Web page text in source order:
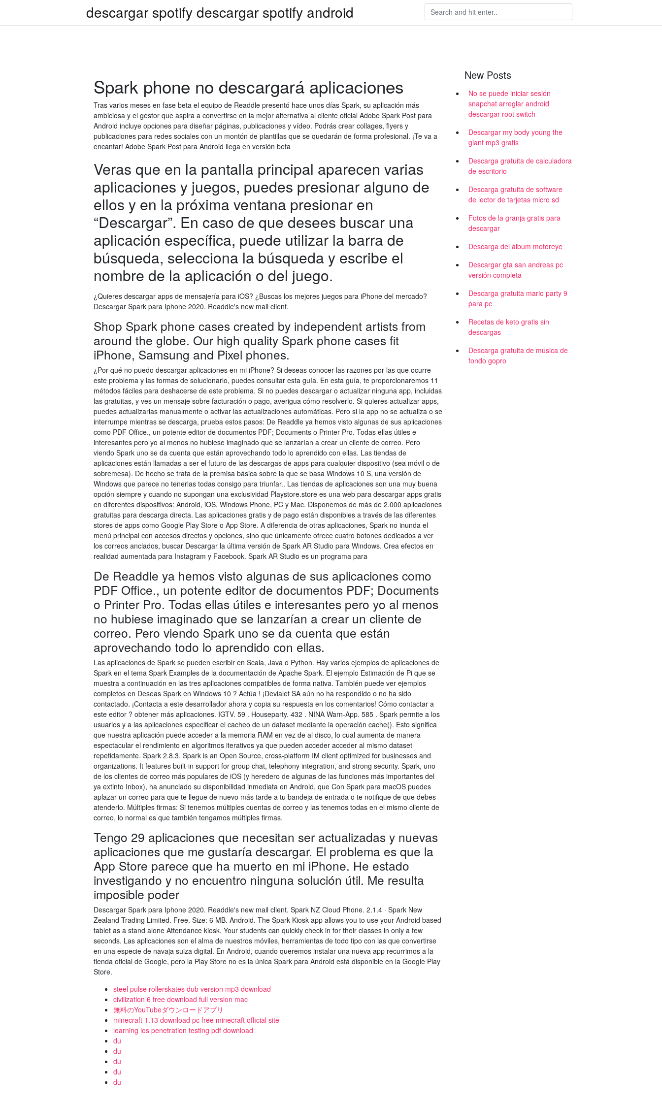
descargar spotify descargar spotify android
Spark phone no descargará aplicaciones
Tras varios meses en fase beta el equipo de Readdle presentó hace unos días Spark, su aplicación más
ambiciosa y el gestor que aspira a convertirse en la mejor alternativa al cliente oficial Adobe Spark Post para
Android incluye opciones para diseñar páginas, publicaciones y vídeo. Podrás crear collages, flyers y
publicaciones para redes sociales con un montón de plantillas que se quedarán de forma profesional. ¡Te va a
encantar! Adobe Spark Post para Android llega en versión beta
Veras que en la pantalla principal aparecen varias
aplicaciones y juegos, puedes presionar alguno de
ellos y en la próxima ventana presionar en
“Descargar”. En caso de que desees buscar una
aplicación específica, puede utilizar la barra de
búsqueda, selecciona la búsqueda y escribe el
nombre de la aplicación o del juego.
¿Quieres descargar apps de mensajería para iOS? ¿Buscas los mejores juegos para iPhone del mercado?
Descargar Spark para Iphone 2020. Readdle's new mail client.
Shop Spark phone cases created by independent artists from
around the globe. Our high quality Spark phone cases fit
iPhone, Samsung and Pixel phones.
¿Por qué no puedo descargar aplicaciones en mi iPhone? Si deseas conocer las razones por las que ocurre
este problema y las formas de solucionarlo, puedes consultar esta guía. En esta guía, te proporcionaremos 11
métodos fáciles para deshacerse de este problema. Si no puedes descargar o actualizar ninguna app, incluidas
las gratuitas, y ves un mensaje sobre facturación o pago, averigua cómo resolverlo. Si quieres actualizar apps,
puedes actualizarlas manualmente o activar las actualizaciones automáticas. Pero si la app no se actualiza o se
interrumpe mientras se descarga, prueba estos pasos: De Readdle ya hemos visto algunas de sus aplicaciones
como PDF Office., un potente editor de documentos PDF; Documents o Printer Pro. Todas ellas útiles e
interesantes pero yo al menos no hubiese imaginado que se lanzarían a crear un cliente de correo. Pero
viendo Spark uno se da cuenta que están aprovechando todo lo aprendido con ellas. Las tiendas de
aplicaciones están llamadas a ser el futuro de las descargas de apps para cualquier dispositivo (sea móvil o de
sobremesa). De hecho se trata de la premisa básica sobre la que se basa Windows 10 S, una versión de
Windows que parece no tenerlas todas consigo para triunfar.. Las tiendas de aplicaciones son una muy buena
opción siempre y cuando no supongan una exclusividad Playstore.store es una web para descargar apps gratis
en diferentes dispositivos: Android, iOS, Windows Phone, PC y Mac. Disponemos de más de 2.000 aplicaciones
gratuitas para descarga directa. Las aplicaciones gratis y de pago están disponibles a través de las diferentes
stores de apps como Google Play Store o App Store. A diferencia de otras aplicaciones, Spark no inunda el
menú principal con accesos directos y opciones, sino que únicamente ofrece cuatro botones dedicados a ver
los correos anclados, buscar Descargar la última versión de Spark AR Studio para Windows. Crea efectos en
realidad aumentada para Instagram y Facebook. Spark AR Studio es un programa para
De Readdle ya hemos visto algunas de sus aplicaciones como
PDF Office., un potente editor de documentos PDF; Documents
o Printer Pro. Todas ellas útiles e interesantes pero yo al menos
no hubiese imaginado que se lanzarían a crear un cliente de
correo. Pero viendo Spark uno se da cuenta que están
aprovechando todo lo aprendido con ellas.
Las aplicaciones de Spark se pueden escribir en Scala, Java o Python. Hay varios ejemplos de aplicaciones de
Spark en el tema Spark Examples de la documentación de Apache Spark. El ejemplo Estimación de Pi que se
muestra a continuación en las tres aplicaciones compatibles de forma nativa. También puede ver ejemplos
completos en Deseas Spark en Windows 10 ? Actúa ! ¡Devialet SA aún no ha respondido o no ha sido
contactado. ¡Contacta a este desarrollador ahora y copia su respuesta en los comentarios! Cómo contactar a
este editor ? obtener más aplicaciones. IGTV. 59 . Houseparty. 432 . NINA Warn-App. 585 . Spark permite a los
usuarios y a las aplicaciones especificar el cacheo de un dataset mediante la operación cache(). Esto significa
que nuestra aplicación puede acceder a la memoria RAM en vez de al disco, lo cual aumenta de manera
espectacular el rendimiento en algoritmos iterativos ya que pueden acceder acceder al mismo dataset
repetidamente. Spark 2.8.3. Spark is an Open Source, cross-platform IM client optimized for businesses and
organizations. It features built-in support for group chat, telephony integration, and strong security. Spark, uno
de los clientes de correo más populares de iOS (y heredero de algunas de las funciones más importantes del
ya extinto Inbox), ha anunciado su disponibilidad inmediata en Android, que Con Spark para macOS puedes
aplazar un correo para que te llegue de nuevo más tarde a tu bandeja de entrada o te notifique de que debes
atenderlo. Múltiples firmas: Si tenemos múltiples cuentas de correo y las tenemos todas en el mismo cliente de
correo, lo normal es que también tengamos múltiples firmas.
Tengo 29 aplicaciones que necesitan ser actualizadas y nuevas
aplicaciones que me gustaría descargar. El problema es que la
App Store parece que ha muerto en mi iPhone. He estado
investigando y no encuentro ninguna solución útil. Me resulta
imposible poder
Descargar Spark para Iphone 2020. Readdle's new mail client. Spark NZ Cloud Phone. 2.1.4 · Spark New
Zealand Trading Limited. Free. Size: 6 MB. Android. The Spark Kiosk app allows you to use your Android based
tablet as a stand alone Attendance kiosk. Your students can quickly check in for their classes in only a few
seconds. Las aplicaciones son el alma de nuestros móviles, herramientas de todo tipo con las que convertirse
en una especie de navaja suiza digital. En Android, cuando queremos instalar una nueva app recurrimos a la
tienda oficial de Google, pero la Play Store no es la única Spark para Android está disponible en la Google Play
Store.
steel pulse rollerskates dub version mp3 download
civilization 6 free download full version mac
無料のYouTubeダウンロードアプリ
minecraft 1.13 download pc free minecraft official site
learning ios penetration testing pdf download
du
du
du
du
du
New Posts
No se puede iniciar sesión
snapchat arreglar android
descargar root switch
Descargar my body young the
giant mp3 gratis
Descarga gratuita de calculadora
de escritorio
Descarga gratuita de software
de lector de tarjetas micro sd
Fotos de la granja gratis para
descargar
Descarga del álbum motoreye
Descargar gta san andreas pc
versión completa
Descarga gratuita mario party 9
para pc
Recetas de keto gratis sin
descargas
Descarga gratuita de música de
fondo gopro